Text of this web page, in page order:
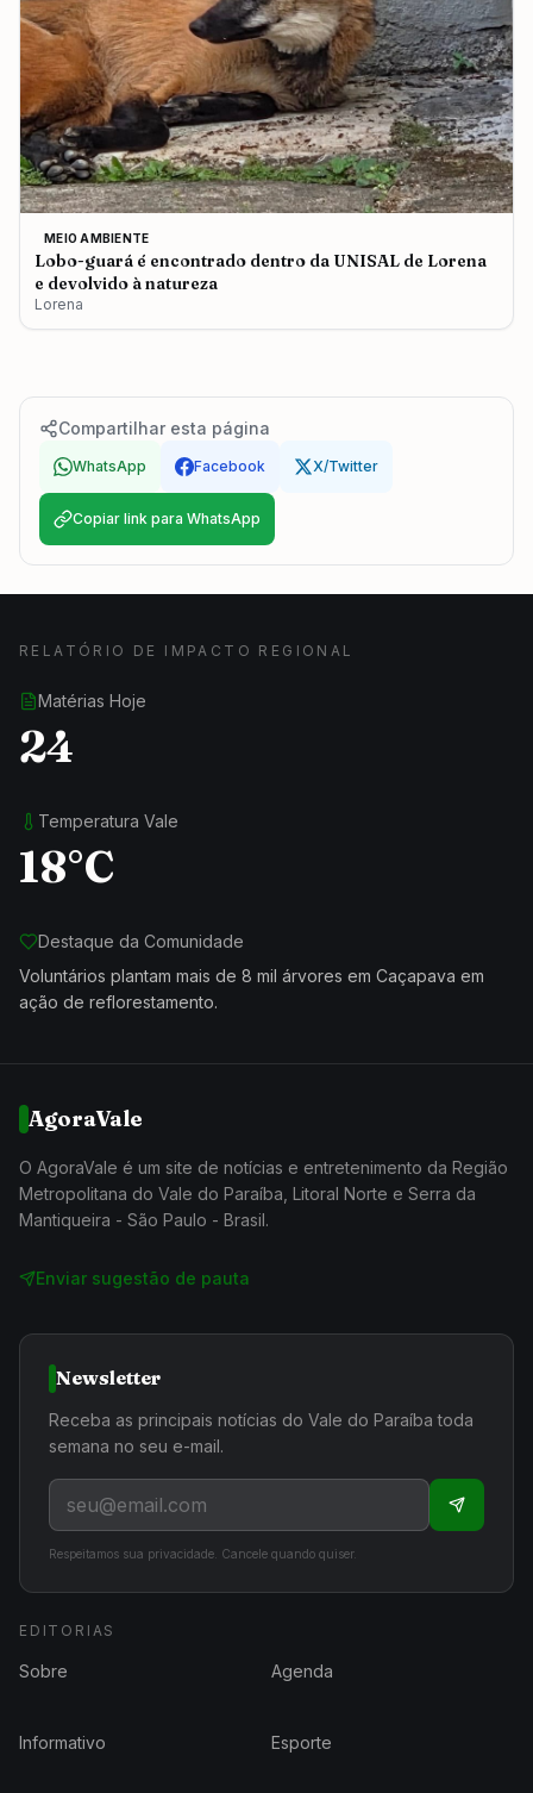
MEIO AMBIENTE
Lobo-guará é encontrado dentro da UNISAL de Lorena
e devolvido à natureza
Lorena
Compartilhar esta página
WhatsApp Facebook X/Twitter
Copiar link para WhatsApp
RELATÓRIO DE IMPACTO REGIONAL
Matérias Hoje
24
Temperatura Vale
18°C
Destaque da Comunidade
Voluntários plantam mais de 8 mil árvores em Caçapava em
ação de reflorestamento.
AgoraVale
O AgoraVale é um site de notícias e entretenimento da Região
Metropolitana do Vale do Paraíba, Litoral Norte e Serra da
Mantiqueira - São Paulo - Brasil.
Enviar sugestão de pauta
Newsletter
Receba as principais notícias do Vale do Paraíba toda
semana no seu e-mail.
Respeitamos sua privacidade. Cancele quando quiser.
EDITORIAS
Sobre Agenda
Informativo Esporte